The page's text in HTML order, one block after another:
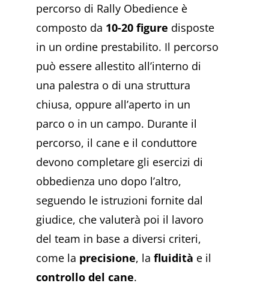
percorso di Rally Obedience è
composto da 10-20 figure disposte
in un ordine prestabilito. Il percorso
può essere allestito all’interno di
una palestra o di una struttura
chiusa, oppure all’aperto in un
parco o in un campo. Durante il
percorso, il cane e il conduttore
devono completare gli esercizi di
obbedienza uno dopo l’altro,
seguendo le istruzioni fornite dal
giudice, che valuterà poi il lavoro
del team in base a diversi criteri,
come la precisione, la fluidità e il
controllo del cane.